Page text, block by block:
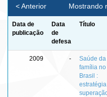
Mostrando
< Anterior
Data de
publicação
Data
de
defesa
Título
2009 -
Saúde da
família no
Brasil :